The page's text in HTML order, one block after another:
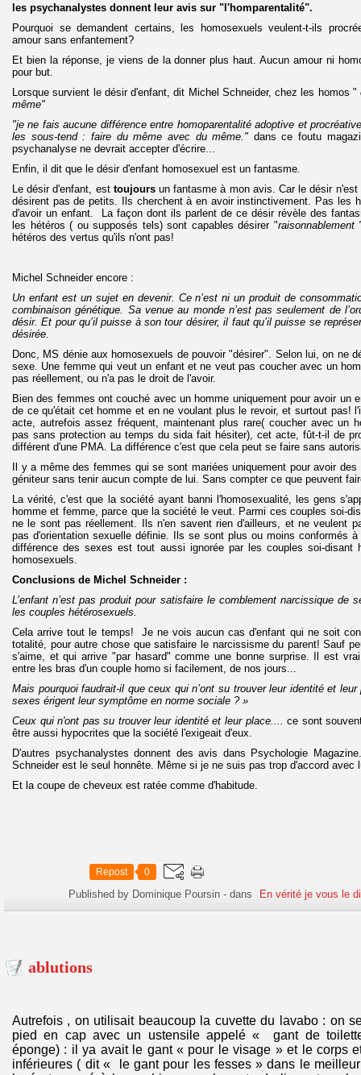
les psychanalystes donnent leur avis sur "l'homparentalité".
Pourquoi se demandent certains, les homosexuels veulent-t-ils
amour sans enfantement?
Et bien la réponse, je viens de la donner plus haut. Aucun amour ni
pour but.
Lorsque survient le désir d'enfant, dit Michel Schneider, chez les homos "
même"
"je ne fais aucune différence entre homoparentalité adoptive et
les sous-tend : faire du même avec du même." dans ce foutu
psychanalyse ne devrait accepter d'écrire...
Enfin, il dit que le désir d'enfant homosexuel est un fantasme.
Le désir d'enfant, est toujoursun fantasme à mon avis. Car le désir n'est
désirent pas de petits. Ils cherchent à en avoir instinctivement. Pas les
d'avoir un enfant. La façon dont ils parlent de ce désir révèle des
les hétéros ( ou supposés tels) sont capables désirer "raisonnablement
hétéros des vertus qu'ils n'ont pas!
Michel Schneider encore :
Un enfant est un sujet en devenir. Ce n’est ni un produit de
combinaison génétique. Sa venue au monde n’est pas seulement de
désir. Et pour qu’il puisse à son tour désirer, il faut qu’il puisse se
désirée.
Donc, MS dénie aux homosexuels de pouvoir "désirer". Selon lui, on ne
sexe. Une femme qui veut un enfant et ne veut pas coucher avec un
pas réellement, ou n'a pas le droit de l'avoir.
Bien des femmes ont couché avec un homme uniquement pour avoir un
de ce qu'était cet homme et en ne voulant plus le revoir, et surtout pas!
acte, autrefois assez fréquent, maintenant plus rare( coucher avec un
pas sans protection au temps du sida fait hésiter), cet acte, fût-t-il de
différent d'une PMA. La différence c'est que cela peut se faire sans
Il y a même des femmes qui se sont mariées uniquement pour avoir
géniteur sans tenir aucun compte de lui. Sans compter ce que peuvent
La vérité, c'est que la société ayant banni l'homosexualité, les gens
homme et femme, parce que la société le veut. Parmi ces couples soi-
ne le sont pas réellement. Ils n'en savent rien d'ailleurs, et ne veulent
pas d'orientation sexuelle définie. Ils se sont plus ou moins conformés
différence des sexes est tout aussi ignorée par les couples soi-disant
homosexuels.
Conclusions de Michel Schneider :
L’enfant n’est pas produit pour satisfaire le comblement narcissique de
les couples hétérosexuels.
Cela arrive tout le temps! Je ne vois aucun cas d'enfant qui ne soit
totalité, pour autre chose que satisfaire le narcissisme du parent! Sauf
s'aime, et qui arrive "par hasard" comme une bonne surprise. Il est
entre les bras d'un couple homo si facilement, de nos jours...
Mais pourquoi faudrait-il que ceux qui n’ont su trouver leur identité et
sexes érigent leur symptôme en norme sociale ? »
Ceux qui n'ont pas su trouver leur identité et leur place....
ce sont
être aussi hypocrites que la société l'exigeait d'eux.
D'autres psychanalystes donnent des avis dans Psychologie
Schneider est le seul honnête. Même si je ne suis pas trop d'accord avec
Et la coupe de cheveux est ratée comme d'habitude.
Repost 0
Published by Dominique Poursin -dans En vérité je vous le
ablutions
Autrefois , on utilisait beaucoup la cuvette du lavabo : on
pied en cap avec un ustensile appelé « gant de
éponge) : il ya avait le gant « pour le visage » et le corps
inférieures ( dit « le gant pour les fesses » dans le